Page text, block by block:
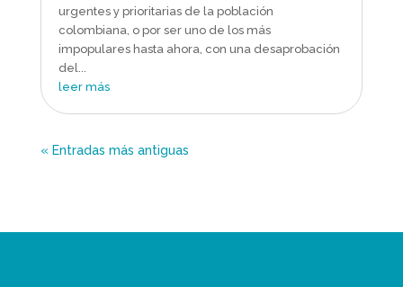
urgentes y prioritarias de la población
colombiana, o por ser uno de los más
impopulares hasta ahora, con una desaprobación
del...
leer más
« Entradas más antiguas